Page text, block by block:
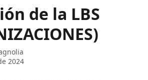
de la LBS
2024